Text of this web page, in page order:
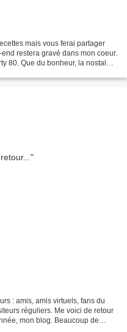
mais vous ferai partager
restera gravé dans mon coeur.
80. Que du bonheur, la nostalgie
: amis, amis virtuels, fans du
réguliers. Me voici de retour
mon blog. Beaucoup de